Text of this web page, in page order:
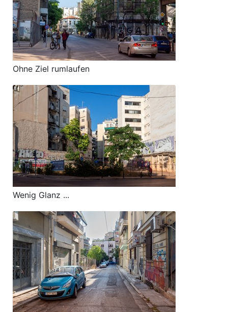
Ohne Ziel rumlaufen
Wenig Glanz ...